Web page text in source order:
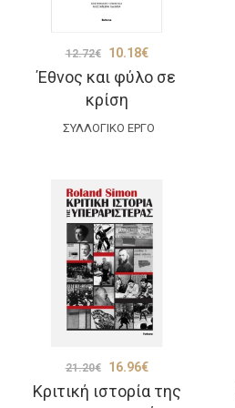
Έθνος και φύλο σε
κρίση
12.72€
Original
price
was:
12.72€.
10.18€Η
τρέχουσα
είναι:
ΣΥΛΛΟΓΙΚΌ ΈΡΓΟ
Κριτική ιστορία της
21.20€
Original
price
16.96€Η
τρέχουσα